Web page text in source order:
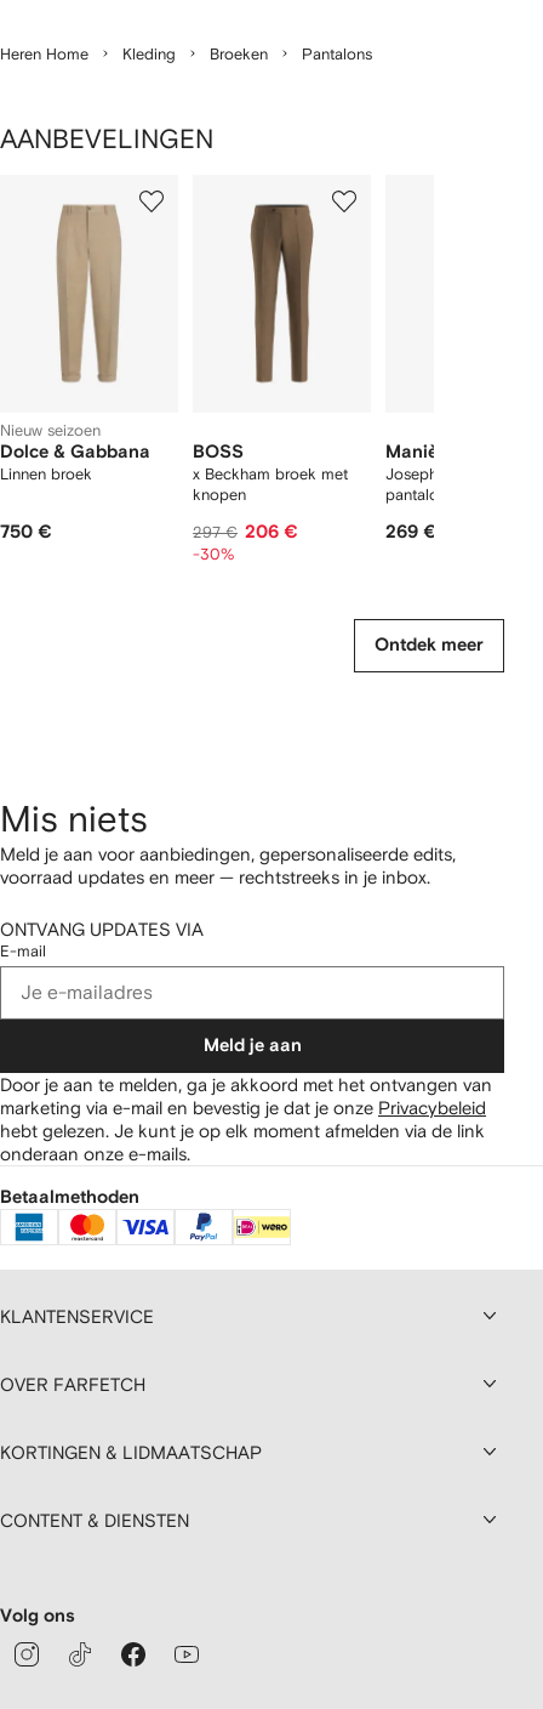
Heren Home Kleding Broeken Pantalons
AANBEVELINGEN
Nieuw seizoen
Dolce & Gabbana
Linnen broek
750 €
BOSS
x Beckham broek met
knopen
297 € 206 €
-30%
Manière De Voir
Joseph regular-fit
pantalon met
269 €
Ontdek meer
Mis niets
Meld je aan voor aanbiedingen, gepersonaliseerde edits,
voorraad updates en meer — rechtstreeks in je inbox.
ONTVANG UPDATES VIA
E-mail
Meld je aan
Door je aan te melden, ga je akkoord met het ontvangen van
marketing via e-mail en bevestig je dat je onze Privacybeleid
hebt gelezen. Je kunt je op elk moment afmelden via de link
onderaan onze e-mails.
Betaalmethoden
KLANTENSERVICE
OVER FARFETCH
KORTINGEN & LIDMAATSCHAP
CONTENT & DIENSTEN
Volg ons